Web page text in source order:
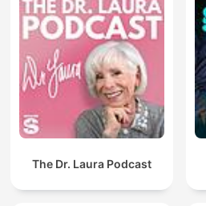
The Dr. Laura Podcast